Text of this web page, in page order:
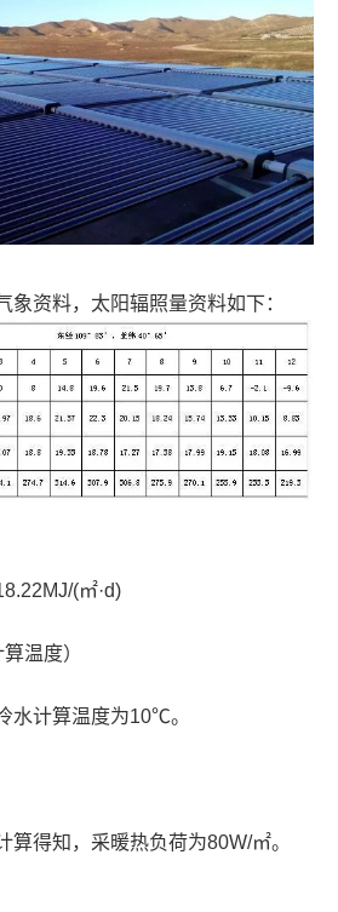
象资料，太阳辐照量资料如下：
(㎡·d)
温度）
水计算温度为10℃。
算得知，采暖热负荷为80W/㎡。